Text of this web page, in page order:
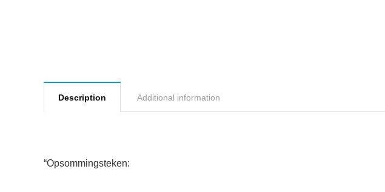
Description Additional information
“Opsommingsteken: